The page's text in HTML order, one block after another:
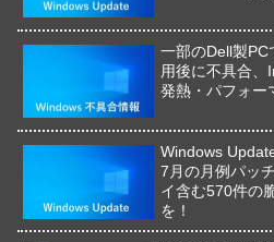
一部のDell製
用後に不具合
発熱・パフォー
Windows
7月の月例パッ
イ含む570件の
を！